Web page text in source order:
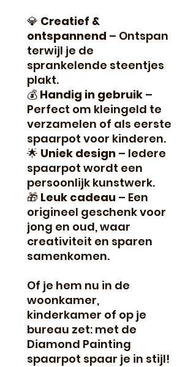
💎 Creatief &
ontspannend – Ontspan
terwijl je de
sprankelende steentjes
plakt.
💰 Handig in gebruik –
Perfect om kleingeld te
verzamelen of als eerste
spaarpot voor kinderen.
🌟 Uniek design – Iedere
spaarpot wordt een
persoonlijk kunstwerk.
🎁 Leuk cadeau – Een
origineel geschenk voor
jong en oud, waar
creativiteit en sparen
samenkomen.
Of je hem nu in de
woonkamer,
kinderkamer of op je
bureau zet: met de
Diamond Painting
spaarpot spaar je in stijl!